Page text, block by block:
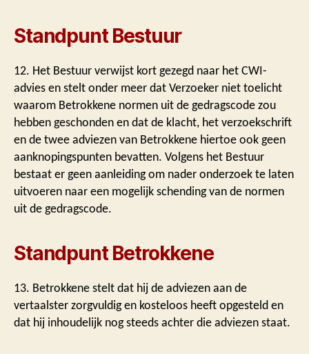
Standpunt Bestuur
12. Het Bestuur verwijst kort gezegd naar het CWI-
advies en stelt onder meer dat Verzoeker niet toelicht
waarom Betrokkene normen uit de gedragscode zou
hebben geschonden en dat de klacht, het verzoekschrift
en de twee adviezen van Betrokkene hiertoe ook geen
aanknopingspunten bevatten. Volgens het Bestuur
bestaat er geen aanleiding om nader onderzoek te laten
uitvoeren naar een mogelijk schending van de normen
uit de gedragscode.
Standpunt Betrokkene
13. Betrokkene stelt dat hij de adviezen aan de
vertaalster zorgvuldig en kosteloos heeft opgesteld en
dat hij inhoudelijk nog steeds achter die adviezen staat.